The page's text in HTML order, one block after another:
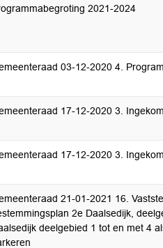
2021-2024
03-12-2020 4.
17-12-2020 3.
17-12-2020 3.
21-01-2021 16.
2e Daalsedijk,
deelgebied 1 tot en met 4